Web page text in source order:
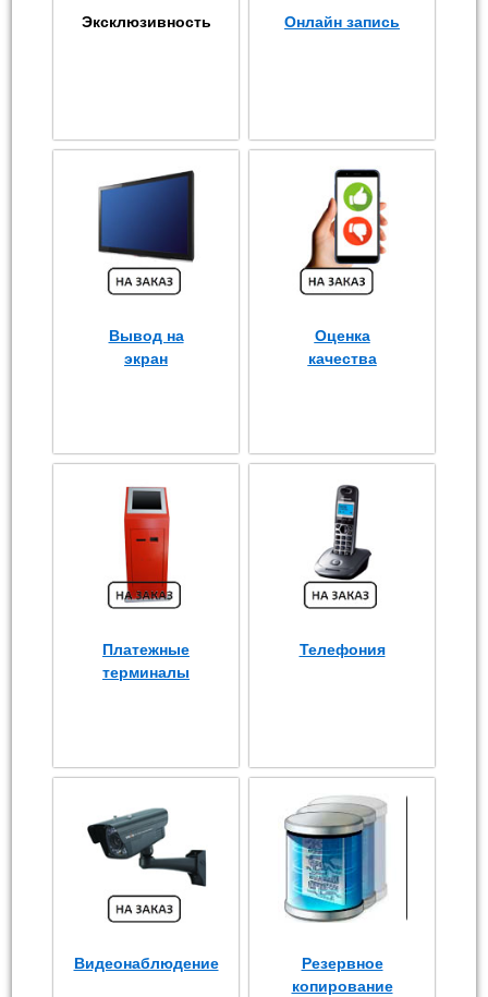
Эксклюзивность Онлайн запись
Вывод на
экран
Оценка
качества
Платежные
терминалы
Телефония
Видеонаблюдение
Резервное
копирование